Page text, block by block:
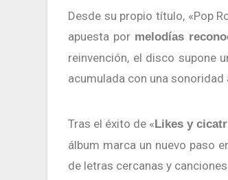
Desde su propio título, «Pop Rock» se plantea como una declaración de intenciones. Se trata de un trabajo que
apuesta por melodías
reinvención, el disco supone
acumulada con una sonoridad
Tras el éxito de «Likes y
álbum marca un nuevo paso
de letras cercanas y